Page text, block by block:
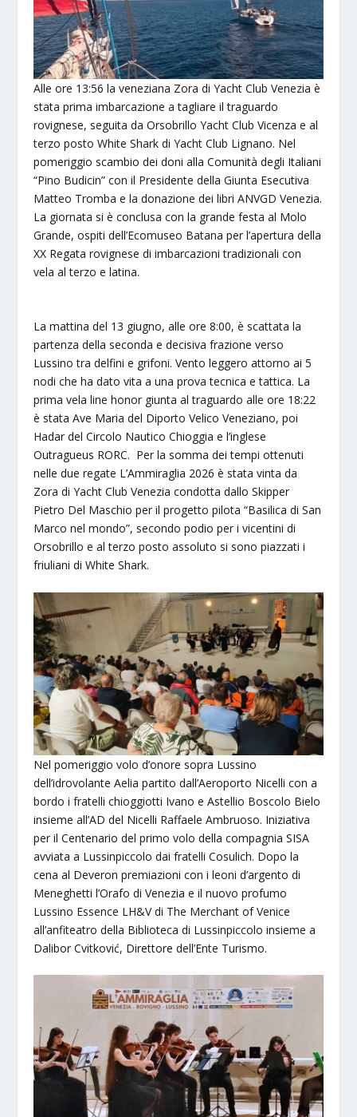
Alle ore 13:56 la veneziana Zora di Yacht Club Venezia è
stata prima imbarcazione a tagliare il traguardo
rovignese, seguita da Orsobrillo Yacht Club Vicenza e al
terzo posto White Shark di Yacht Club Lignano. Nel
pomeriggio scambio dei doni alla Comunità degli Italiani
“Pino Budicin” con il Presidente della Giunta Esecutiva
Matteo Tromba e la donazione dei libri ANVGD Venezia.
La giornata si è conclusa con la grande festa al Molo
Grande, ospiti dell’Ecomuseo Batana per l’apertura della
XX Regata rovignese di imbarcazioni tradizionali con
vela al terzo e latina.
La mattina del 13 giugno, alle ore 8:00, è scattata la
partenza della seconda e decisiva frazione verso
Lussino tra delfini e grifoni. Vento leggero attorno ai 5
nodi che ha dato vita a una prova tecnica e tattica. La
prima vela line honor giunta al traguardo alle ore 18:22
è stata Ave Maria del Diporto Velico Veneziano, poi
Hadar del Circolo Nautico Chioggia e l’inglese
Outragueus RORC. Per la somma dei tempi ottenuti
nelle due regate L’Ammiraglia 2026 è stata vinta da
Zora di Yacht Club Venezia condotta dallo Skipper
Pietro Del Maschio per il progetto pilota “Basilica di San
Marco nel mondo”, secondo podio per i vicentini di
Orsobrillo e al terzo posto assoluto si sono piazzati i
friuliani di White Shark.
Nel pomeriggio volo d’onore sopra Lussino
dell’idrovolante Aelia partito dall’Aeroporto Nicelli con a
bordo i fratelli chioggiotti Ivano e Astellio Boscolo Bielo
insieme all’AD del Nicelli Raffaele Ambruoso. Iniziativa
per il Centenario del primo volo della compagnia SISA
avviata a Lussinpiccolo dai fratelli Cosulich. Dopo la
cena al Deveron premiazioni con i leoni d’argento di
Meneghetti l’Orafo di Venezia e il nuovo profumo
Lussino Essence LH&V di The Merchant of Venice
all’anfiteatro della Biblioteca di Lussinpiccolo insieme a
Dalibor Cvitković, Direttore dell’Ente Turismo.